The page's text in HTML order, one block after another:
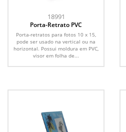
18991
Porta-Retrato PVC
Porta-retratos para fotos 10 x 15,
pode ser usado na vertical ou na
horizontal. Possui moldura em PVC,
visor em folha de...